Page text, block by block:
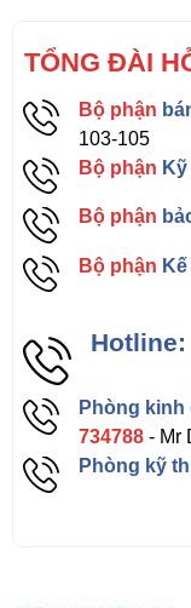
TỔNG ĐÀI
Bộ phận
103-105
Bộ phận
Bộ phận
Bộ phận
Hotline:
Phòng kinh
734788 - Mr
Phòng kỹ